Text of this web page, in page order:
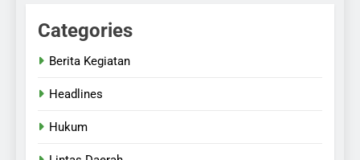
Categories
Berita Kegiatan
Headlines
Hukum